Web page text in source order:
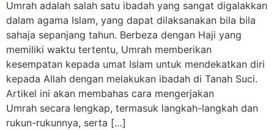
Umrah adalah salah satu ibadah yang sangat digalakkan
dalam agama Islam, yang dapat dilaksanakan bila bila
sahaja sepanjang tahun. Berbeza dengan Haji yang
memiliki waktu tertentu, Umrah memberikan
kesempatan kepada umat Islam untuk mendekatkan diri
kepada Allah dengan melakukan ibadah di Tanah Suci.
Artikel ini akan membahas cara mengerjakan
Umrah secara lengkap, termasuk langkah-langkah dan
rukun-rukunnya, serta […]